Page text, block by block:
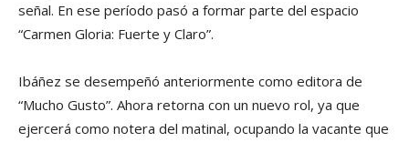
señal. En ese período pasó a formar parte del espacio
“Carmen Gloria: Fuerte y Claro”.
Ibáñez se desempeñó anteriormente como editora de
“Mucho Gusto”. Ahora retorna con un nuevo rol, ya que
ejercerá como notera del matinal, ocupando la vacante que